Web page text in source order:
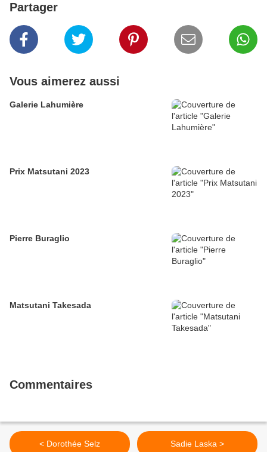
Partager
Vous aimerez aussi
Galerie Lahumière
Prix Matsutani 2023
Pierre Buraglio
Matsutani Takesada
Commentaires
< Dorothée Selz Sadie Laska >